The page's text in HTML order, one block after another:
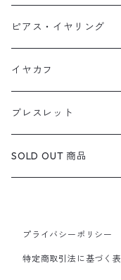
天然石1点ものリング
定番リング
天然石1点ものネック
定番ネックレス
ピアス・イヤリング
天然石1点ものピアス
定番ピアス/イヤリング
イヤカフ
ブレスレット
SOLD OUT 商品
プライバシーポリシー
特定商取引法に基づく